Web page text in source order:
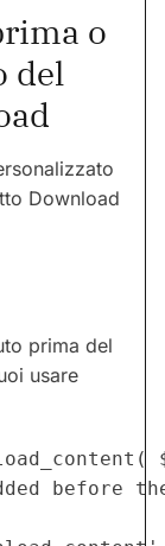
o
del
Download
prima del
usare